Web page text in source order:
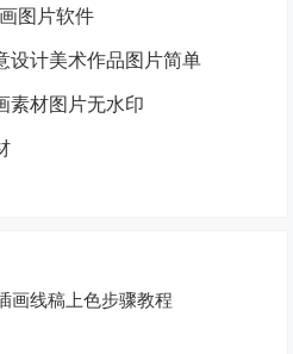
图片软件
设计美术作品图片简单
素材图片无水印
画线稿上色步骤教程